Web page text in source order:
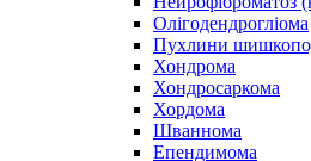
Олігодендрогліома
Пухлини
Хондрома
Хондросаркома
Хордома
Шваннома
Епендимома